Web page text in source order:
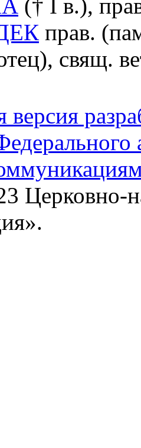
(† I в.),
прав.
свящ.
версия
Церковно-